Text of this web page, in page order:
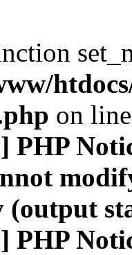
on
PHP
(output
PHP